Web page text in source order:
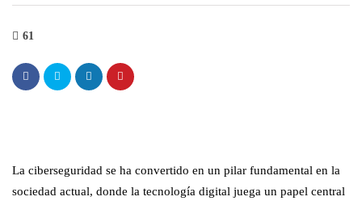
61
La ciberseguridad se ha convertido en un pilar fundamental en la
sociedad actual, donde la tecnología digital juega un papel central